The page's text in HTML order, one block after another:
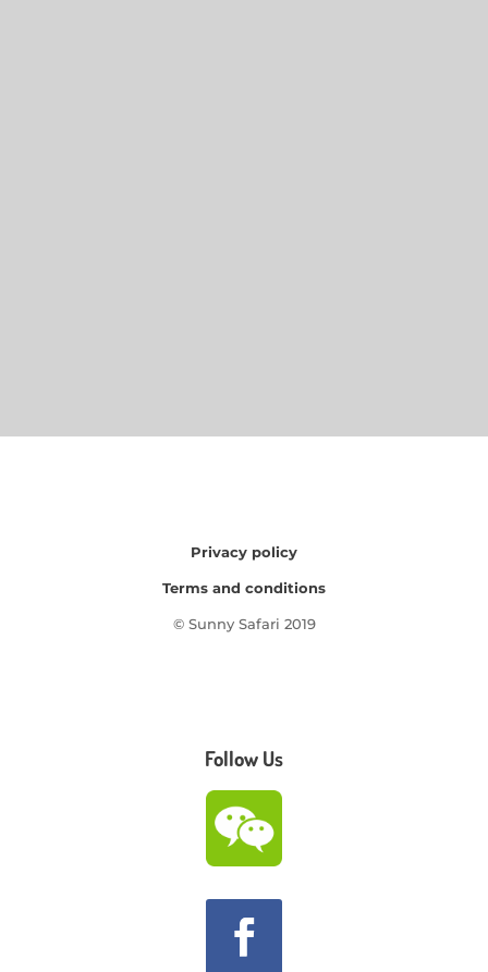
Privacy policy
Terms and conditions
© Sunny Safari 2019
Follow Us